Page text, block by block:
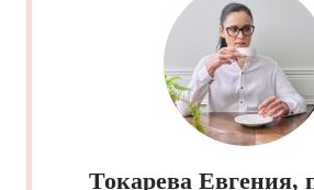
Токарева Евгения,